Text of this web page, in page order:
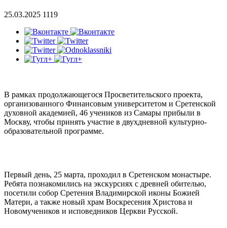
25.03.2025 1119
В рамках продолжающегося Просветительского проекта,
организованного Финансовым университетом и Сретенской
духовной академией, 46 учеников из Самары прибыли в
Москву, чтобы принять участие в двухдневной культурно-
образовательной программе.
Первый день, 25 марта, проходил в Сретенском монастыре.
Ребята познакомились на экскурсиях с древней обителью,
посетили собор Сретения Владимирской иконы Божией
Матери, а также новый храм Воскресения Христова и
Новомучеников и исповедников Церкви Русской.